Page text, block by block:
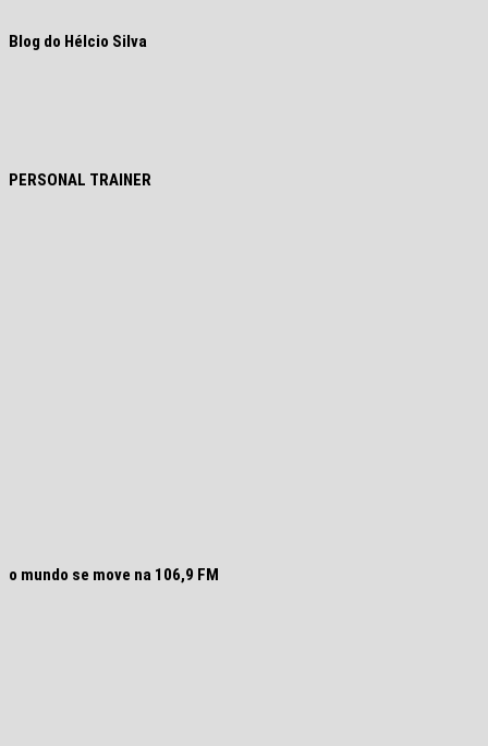
Blog do Hélcio Silva
PERSONAL TRAINER
o mundo se move na 106,9 FM